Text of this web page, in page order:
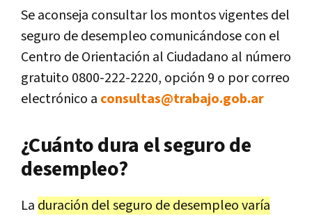
Se aconseja consultar los montos vigentes del
seguro de desempleo comunicándose con el
Centro de Orientación al Ciudadano al número
gratuito 0800-222-2220, opción 9 o por correo
electrónico a consultas@trabajo.gob.ar
¿Cuánto dura el seguro de
desempleo?
La duración del seguro de desempleo varía